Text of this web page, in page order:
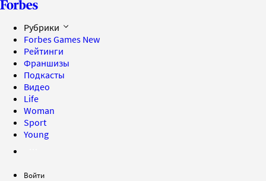
Рубрики
Forbes Games New
Рейтинги
Франшизы
Подкасты
Видео
Life
Woman
Sport
Young
Войти